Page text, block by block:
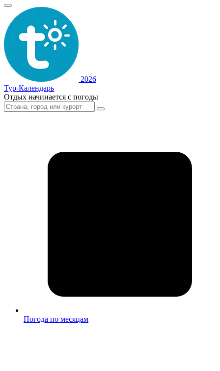
2026
Тур-Календарь
Отдых начинается с погоды
Погода по месяцам